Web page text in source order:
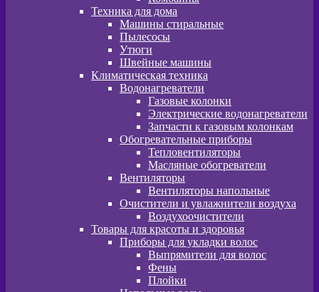
Техника для дома
Машины стиральные
Пылесосы
Утюги
Швейные машины
Климатическая техника
Водонагреватели
Газовые колонки
Электрические водонагреватели
Запчасти к газовым колонкам
Обогревательные приборы
Тепловентиляторы
Масляные обогреватели
Вентиляторы
Вентиляторы напольные
Очистители и увлажнители воздуха
Воздухоочистители
Товары для красоты и здоровья
Приборы для укладки волос
Выпрямители для волос
Фены
Плойки